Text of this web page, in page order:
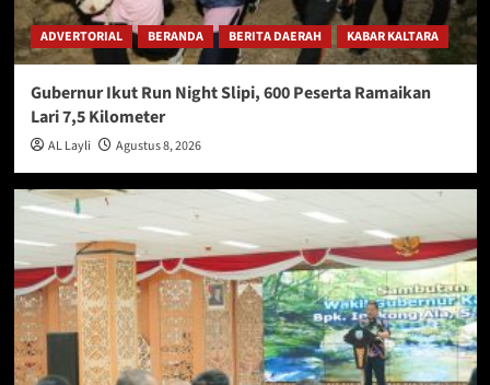
ADVERTORIAL BERANDA BERITA DAERAH KABAR KALTARA
Gubernur Ikut Run Night Slipi, 600 Peserta Ramaikan
Lari 7,5 Kilometer
AL Layli Agustus 8, 2026